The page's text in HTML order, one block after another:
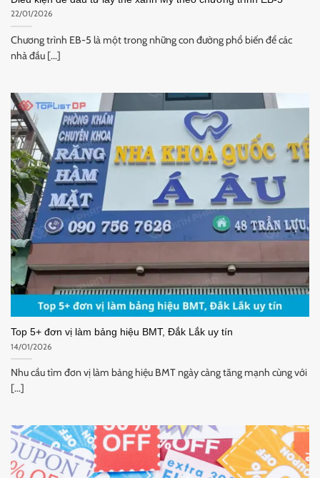
22/01/2026
Chương trình EB-5 là một trong những con đường phổ biến để các
nhà đầu [...]
Top 5+ đơn vị làm bảng hiệu BMT, Đắk Lắk uy tín
14/01/2026
Nhu cầu tìm đơn vị làm bảng hiệu BMT ngày càng tăng mạnh cùng với
[...]